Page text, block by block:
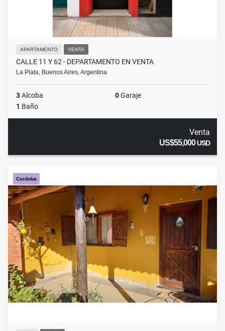
APARTAMENTO VENTA
CALLE 11 Y 62 - DEPARTAMENTO EN VENTA
La Plata, Buenos Aires, Argentina
3Alcoba 0Garaje
1 Baño
Venta
US$55,000USD
Cordoba